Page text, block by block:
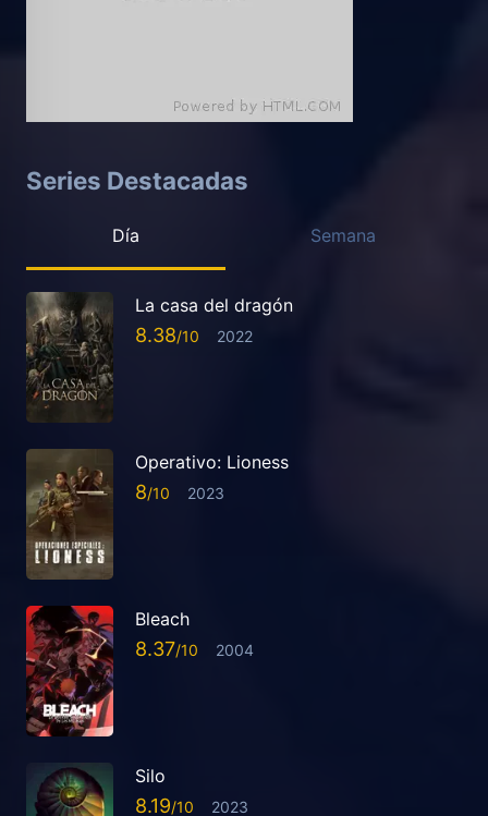
Series Destacadas
Día Semana
La casa del dragón
8.38 2022
Operativo: Lioness
8 2023
Bleach
8.37 2004
Silo
8.19 2023